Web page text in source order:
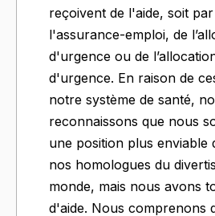
reçoivent de l'aide, soit
l'assurance-emploi, de
d'urgence ou de
d'urgence. En raison de
notre système de santé,
reconnaissons que nous
une position plus enviable
nos homologues du
monde, mais nous avons
d'aide. Nous comprenons